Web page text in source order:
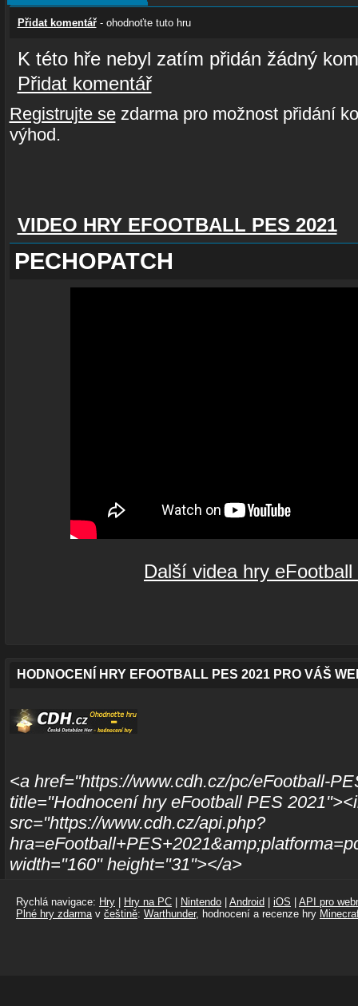
Přidat komentář- ohodnoťte tuto hru
K této hře nebyl zatím přidán žádný
Přidat komentář
Registrujte sezdarma pro možnost přidání
výhod.
VIDEO HRY EFOOTBALL PES 2021
PECHOPATCH
Další videa hry
HODNOCENÍ HRY EFOOTBALL PES 2021 PRO VÁŠ
<a href="https://www.cdh.cz/pc/eFootball-
title="Hodnocení hry eFootball PES
src="https://www.cdh.cz/api.php?
width="160" height="31"></a>
Rychlá navigace: Hry Hry na PC Nintendo Android iOS
API pro
Plné hry zdarma v češtině: Warthunder, hodnocení a recenze hry